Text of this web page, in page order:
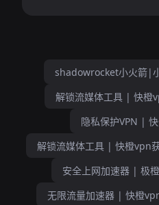
shadowrocket小火箭|
解锁流媒体工具 | 快橙
隐私保护VPN |
解锁流媒体工具 | 快橙vpn
安全上网加速器 | 极
无限流量加速器 | 快橙